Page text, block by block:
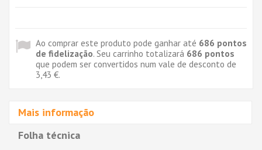
Ao comprar este produto pode ganhar até 686 pontos
de fidelização. Seu carrinho totalizará 686 pontos
que podem ser convertidos num vale de desconto de
3,43 €.
Mais informação
Folha técnica